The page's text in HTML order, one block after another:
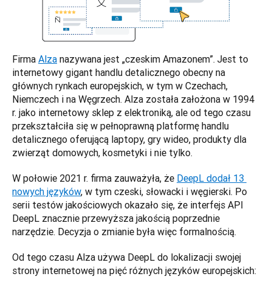
Firma Alza nazywana jest „czeskim Amazonem”. Jest to
internetowy gigant handlu detalicznego obecny na
głównych rynkach europejskich, w tym w Czechach,
Niemczech i na Węgrzech. Alza została założona w 1994
r. jako internetowy sklep z elektroniką, ale od tego czasu
przekształciła się w pełnoprawną platformę handlu
detalicznego oferującą laptopy, gry wideo, produkty dla
zwierząt domowych, kosmetyki i nie tylko.
W połowie 2021 r. firma zauważyła, że DeepL dodał 13
nowych języków, w tym czeski, słowacki i węgierski. Po
serii testów jakościowych okazało się, że interfejs API
DeepL znacznie przewyższa jakością poprzednie
narzędzie. Decyzja o zmianie była więc formalnością.
Od tego czasu Alza używa DeepL do lokalizacji swojej
strony internetowej na pięć różnych języków europejskich: